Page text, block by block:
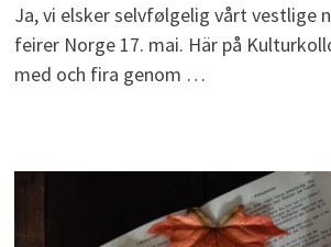
Ja, vi elsker selvfølgelig vårt vestlige
feirer Norge 17. mai. Här på
med och fira genom …